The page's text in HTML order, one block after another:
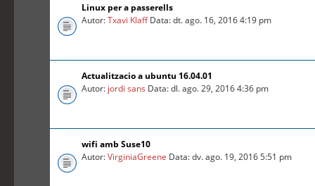
Linux per a passerells
Autor:Txavi KlaffData: dt. ago. 16, 2016 4:19 pm
Actualitzacio a ubuntu 16.04.01
Autor: jordi sans Data: dl. ago. 29, 2016 4:36 pm
wifi amb Suse10
Autor:VirginiaGreene Data: dv. ago. 19, 2016 5:51 pm